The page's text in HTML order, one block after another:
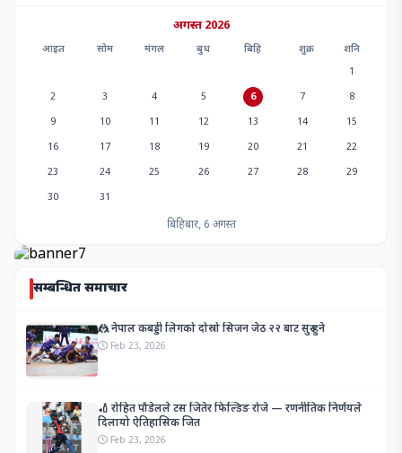
अगस्त 2026
आइत सोम मंगल बुध बिहि शुक्र
शनि
1
2
3 4 5 6 7
8
9
10 11 12 13 14
15
16
17 18 19 20 21
22
23
24 25 26 27 28
29
30
31
बिहिबार, 6 अगस्त
सम्बन्धित समाचार
🤼 नेपाल कबड्डी लिगको दोस्रो सिजन जेठ २२ बाट सुरु हुने
Feb 23, 2026
🏏 रोहित पौडेलले टस जितेर फिल्डिङ रोजे — रणनीतिक निर्णयले
दिलायो ऐतिहासिक जित
Feb 23, 2026